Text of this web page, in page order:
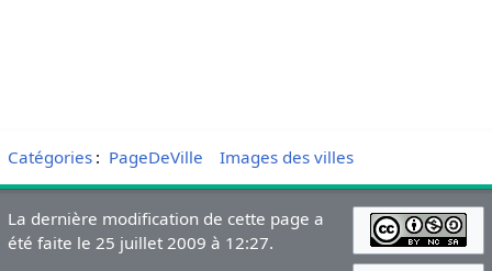
Catégories: PageDeVille Images des villes
La dernière modification de cette page a
été faite le 25 juillet 2009 à 12:27.